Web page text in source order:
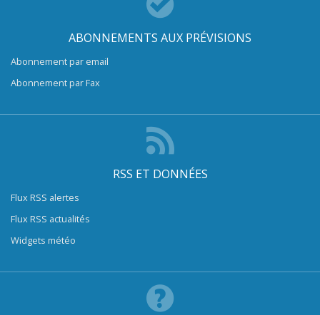
ABONNEMENTS AUX PRÉVISIONS
Abonnement par email
Abonnement par Fax
RSS ET DONNÉES
Flux RSS alertes
Flux RSS actualités
Widgets météo